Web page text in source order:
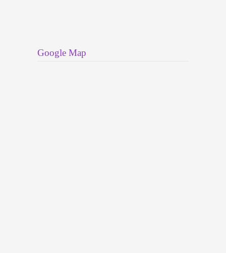
Google Map